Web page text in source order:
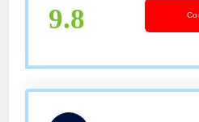
Decorazione
9.8